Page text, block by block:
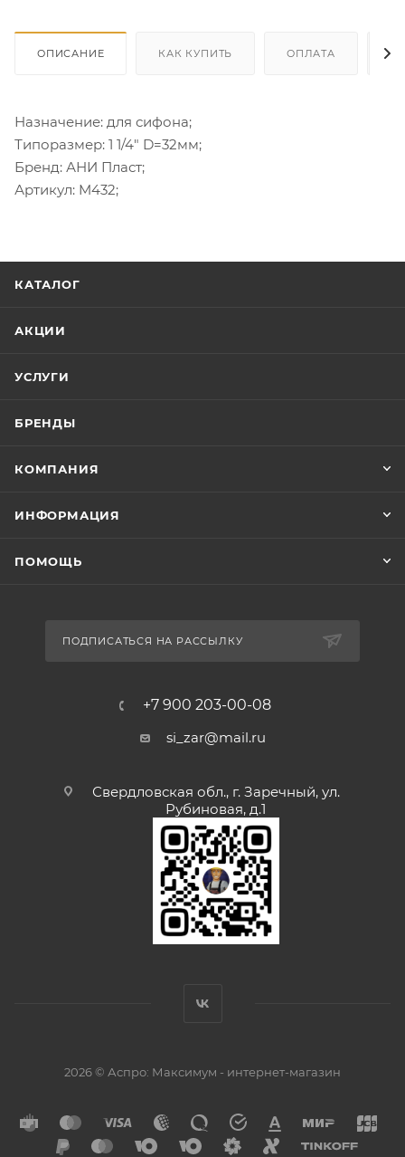
ОПИСАНИЕ КАК КУПИТЬ ОПЛАТА
Назначение: для сифона;
Типоразмер: 1 1/4" D=32мм;
Бренд: АНИ Пласт;
Артикул: M432;
КАТАЛОГ
АКЦИИ
УСЛУГИ
БРЕНДЫ
КОМПАНИЯ
ИНФОРМАЦИЯ
ПОМОЩЬ
ПОДПИСАТЬСЯ НА РАССЫЛКУ
+7 900 203-00-08
si_zar@mail.ru
Свердловская обл., г. Заречный, ул.
Рубиновая, д.1
2026 © Аспро: Максимум - интернет-магазин